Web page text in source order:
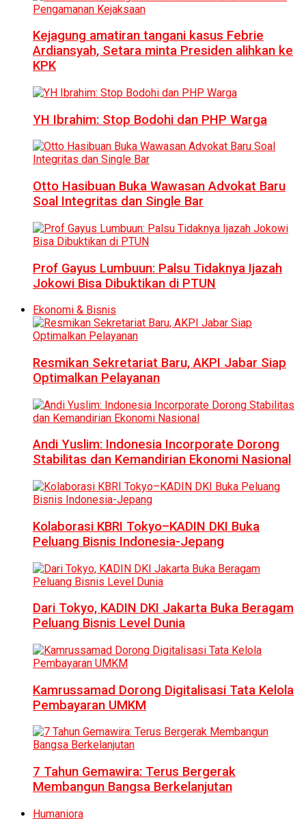
Kejagung amatiran tangani kasus Febrie
Ardiansyah, Setara minta Presiden alihkan ke
KPK
YH Ibrahim: Stop Bodohi dan PHP Warga
Otto Hasibuan Buka Wawasan Advokat Baru
Soal Integritas dan Single Bar
Prof Gayus Lumbuun: Palsu Tidaknya Ijazah
Jokowi Bisa Dibuktikan di PTUN
Ekonomi & Bisnis
Resmikan Sekretariat Baru, AKPI Jabar Siap
Optimalkan Pelayanan
Andi Yuslim: Indonesia Incorporate Dorong
Stabilitas dan Kemandirian Ekonomi Nasional
Kolaborasi KBRI Tokyo–KADIN DKI Buka
Peluang Bisnis Indonesia-Jepang
Dari Tokyo, KADIN DKI Jakarta Buka Beragam
Peluang Bisnis Level Dunia
Kamrussamad Dorong Digitalisasi Tata Kelola
Pembayaran UMKM
7 Tahun Gemawira: Terus Bergerak
Membangun Bangsa Berkelanjutan
Humaniora